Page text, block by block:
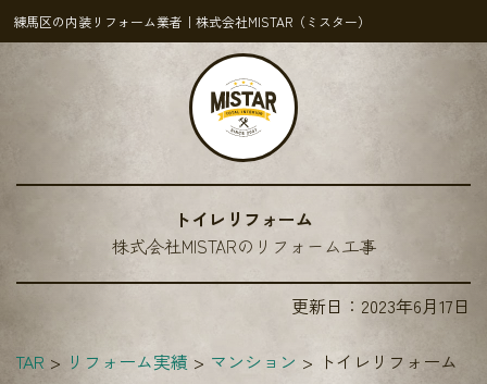
練馬区の内装リフォーム業者｜株式会社MISTAR（ミスター）
トイレリフォーム
株式会社MISTARのリフォーム工事
更新日： 2023年6月17日
リフォーム実績 マンション トイレリフォーム